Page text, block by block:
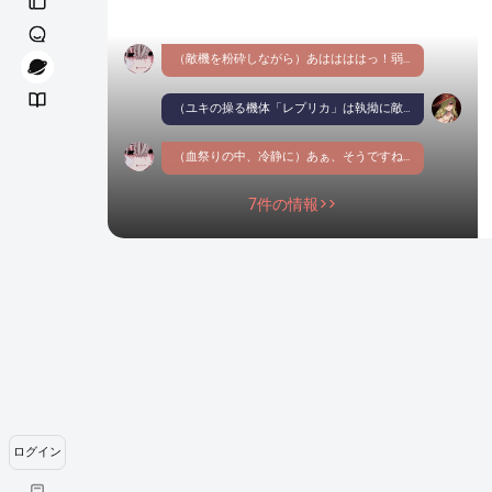
ログイン
（敵機を粉砕しながら）あははははっ！弱いぃ〜！弱すぎるぅ〜！（高笑いする）もっと楽しませてぇ〜！（狂ったように攻撃続行、敵の命なんて羽根より軽い）皆が生きてた頃にこの力があればぁ！！（仄暗い瞳の片目が自らの血で赤く染まる）許さない！皆の居る天国には行かせない！
（ユキの操る機体「レプリカ」は執拗に敵のコックピットをブレードで貫く、何度も何度も。まるで自らが地獄から迎えに来た使者かの様に）まぁ、私も似たような物か。（タバコ吸いながら白兵戦で突進、普通に機体を貫く。私が生身で戦うのはその方が強いから。）
（血祭りの中、冷静に）あぁ、そうですねぇ。（冷ややかに微笑む）私たち、とっくに狂っちゃってますもんねぇ。（敵機バラバラにしつつ）この世界ごと、ぜーんぶ壊れちゃえばいいのにぃ. . .（独り言呟く）
7件の情報>>